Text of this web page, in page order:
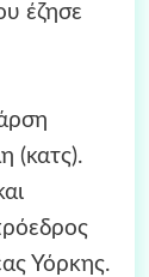
έζησε
(κατς).
Υόρκης.